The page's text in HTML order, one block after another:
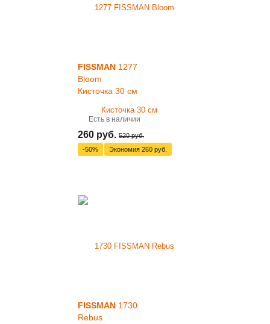
FISSMAN 1277
Bloom
Кисточка 30 см
Есть в наличии
260 руб. 520 руб.
-50%
Экономия 260 руб.
FISSMAN 1730
Rebus